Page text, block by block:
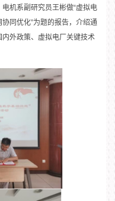
机系副研究员王彬做“虚拟电
同优化”为题的报告，介绍通
外政策、虚拟电厂关键技术